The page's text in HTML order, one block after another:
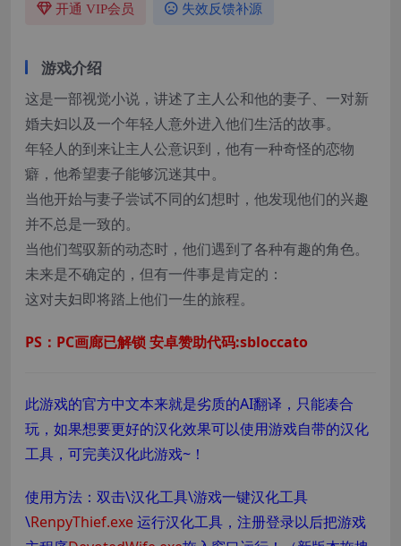
开通 VIP会员 失效反馈补源
游戏介绍
这是一部视觉小说，讲述了主人公和他的妻子、一对新
婚夫妇以及一个年轻人意外进入他们生活的故事。
年轻人的到来让主人公意识到，他有一种奇怪的恋物
癖，他希望妻子能够沉迷其中。
当他开始与妻子尝试不同的幻想时，他发现他们的兴趣
并不总是一致的。
当他们驾驭新的动态时，他们遇到了各种有趣的角色。
未来是不确定的，但有一件事是肯定的：
这对夫妇即将踏上他们一生的旅程。
PS：PC画廊已解锁 安卓赞助代码:sbloccato
此游戏的官方中文本来就是劣质的AI翻译，只能凑合
玩，如果想要更好的汉化效果可以使用游戏自带的汉化
工具，可完美汉化此游戏~！
使用方法：双击\汉化工具\游戏一键汉化工具
\RenpyThief.exe运行汉化工具，注册登录以后把游戏